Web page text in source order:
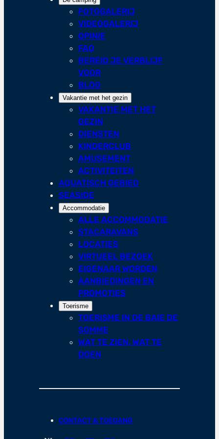
FOTOGALERIJ
VIDEOGALERIJ
OPINIE
FAQ
BEREID JE VERBLIJF
VOOR
BLOG
Vakantie met het gezin
VAKANTIE MET HET
GEZIN
DIENSTEN
KINDERCLUB
AMUSEMENT
ACTIVITEITEN
AQUATISCH GEBIED
SEASIDE
Accommodatie
ALLE ACCOMMODATIE
STACARAVANS
LOCATIES
VIRTUEEL BEZOEK
EIGENAAR WORDEN
AANBIEDINGEN EN
PROMOTIES
Toerisme
TOERISME IN DE BAIE DE
SOMME
WAT TE ZIEN, WAT TE
DOEN
CONTACT & TOEGANG